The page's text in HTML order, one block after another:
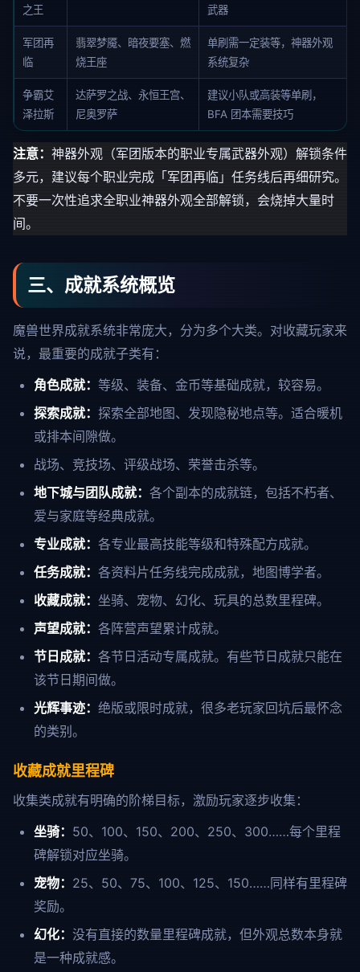
之王 武器
军团再
临
翡翠梦魇、暗夜要塞、燃
烧王座
单刷需一定装等，神器外观
系统复杂
争霸艾
泽拉斯
达萨罗之战、永恒王宫、
尼奥罗萨
建议小队或高装等单刷，
BFA 团本需要技巧
注意： 神器外观（军团版本的职业专属武器外观）解锁条件
多元，建议每个职业完成「军团再临」任务线后再细研究。
不要一次性追求全职业神器外观全部解锁，会烧掉大量时
间。
三、成就系统概览
魔兽世界成就系统非常庞大，分为多个大类。对收藏玩家来
说，最重要的成就子类有：
角色成就： 等级、装备、金币等基础成就，较容易。
探索成就： 探索全部地图、发现隐秘地点等。适合暖机
或排本间隙做。
战场、竞技场、评级战场、荣誉击杀等。
地下城与团队成就： 各个副本的成就链，包括不朽者、
爱与家庭等经典成就。
专业成就： 各专业最高技能等级和特殊配方成就。
任务成就： 各资料片任务线完成成就，地图博学者。
收藏成就： 坐骑、宠物、幻化、玩具的总数里程碑。
声望成就： 各阵营声望累计成就。
节日成就： 各节日活动专属成就。有些节日成就只能在
该节日期间做。
光辉事迹： 绝版或限时成就，很多老玩家回坑后最怀念
的类别。
收藏成就里程碑
收集类成就有明确的阶梯目标，激励玩家逐步收集：
坐骑： 50、100、150、200、250、300……每个里程
碑解锁对应坐骑。
宠物： 25、50、75、100、125、150……同样有里程碑
奖励。
幻化： 没有直接的数量里程碑成就，但外观总数本身就
是一种成就感。